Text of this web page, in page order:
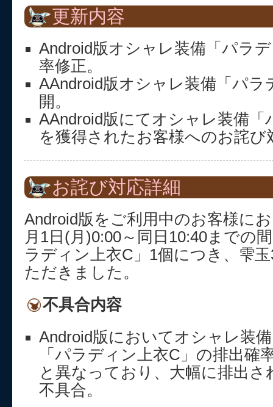
更新内容
Android版オシャレ装備「パラ
率修正。
AAndroid版オシャレ装備「パラ
開。
AAndroid版にてオシャレ装備「
を獲得されたお客様へのお詫び
お詫び対応詳細
Android版をご利用中のお客様に
月1日(月)0:00～同日10:40までの
ラディン上衣C」1個につき、雫
ただきました。
不具合内容
Android版においてオシャレ装
「パラディン上衣C」の排出確
と異なっており、大幅に排出
不具合。